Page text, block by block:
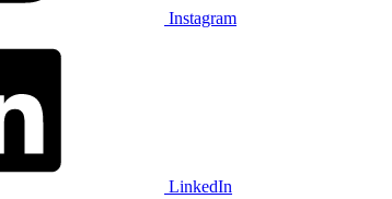
Instagram
LinkedIn